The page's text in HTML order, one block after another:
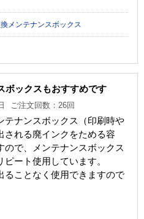
メンテナンスボックス
ボックスもおすすめです
ご注文回数：26回
テナンスボックス（印刷時や
される廃インクをためる容
で、メンテナンスボックス
ート使用しています。
ることなく使用できますので